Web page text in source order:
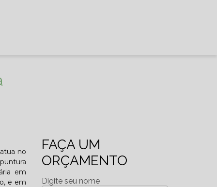
no
em
e em
FAÇA UM
ORÇAMENTO
Digite seu nome